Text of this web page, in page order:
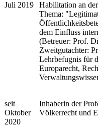
Juli 2019
Habilitation an
Thema:
dem Einfluss
(Betreuer: Prof.
Zweitgutachter:
Lehrbefugnis für
Europarecht,
seit
Oktober
2020
Inhaberin der
Völkerrecht und